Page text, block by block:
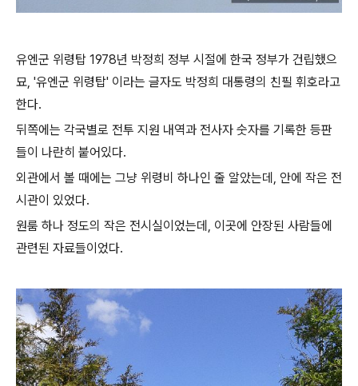
유엔군 위령탑 1978년 박정희 정부 시절에 한국 정부가 건립했으
묘, '유엔군 위령탑' 이라는 글자도 박정희 대통령의 친필 휘호라고
한다.
뒤쪽에는 각국별로 전투 지원 내역과 전사자 숫자를 기록한 등판
들이 나란히 붙어있다.
외관에서 볼 때에는 그냥 위령비 하나인 줄 알았는데, 안에 작은 전
시관이 있었다.
원룸 하나 정도의 작은 전시실이었는데, 이곳에 안장된 사람들에
관련된 자료들이었다.